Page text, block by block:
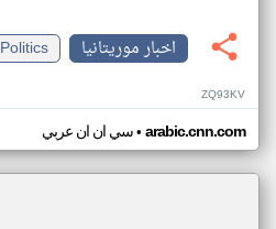
اخبار موريتانيا
Politics
ZQ93KV
سي ان ان عربي• arabic.cnn.com